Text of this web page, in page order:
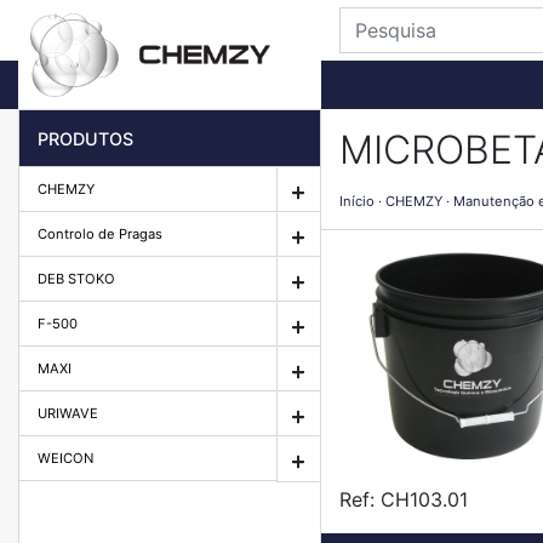
PRODUTOS
CHEMZY
Controlo de Pragas
DEB STOKO
F-500
MAXI
URIWAVE
WEICON
Início CHEMZY Manutenção
Ref: CH103.01